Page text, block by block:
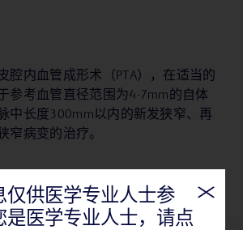
腔内血管成形术（PTA），在适当的
参考血管直径范围为4-7mm的自体
中长度300mm以内的新发狭窄、再
窄病变的治疗。
仅供医学专业人士参
是医学专业人士，请点